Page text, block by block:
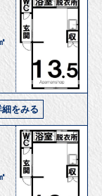
細をみる